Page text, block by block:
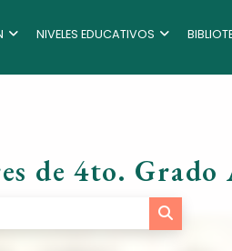
NIVELES EDUCATIVOS
de 4to. Grado